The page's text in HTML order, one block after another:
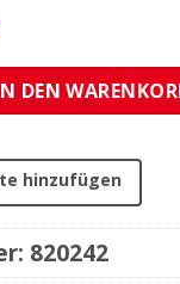
Nitro/Yamaha
DEN
hinzufügen
820242